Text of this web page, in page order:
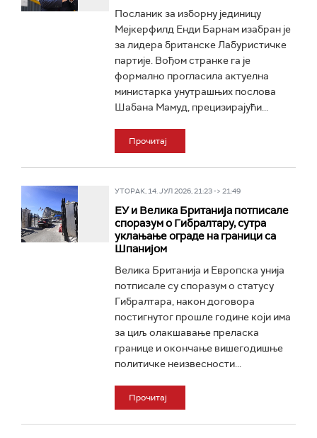
Посланик за изборну јединицу
Мејкерфилд Енди Барнам изабран је
за лидера британске Лабуристичке
партије. Вођом странке га је
формално прогласила актуелна
министарка унутрашњих послова
Шабана Мамуд, прецизирајући...
Прочитај
УТОРАК, 14. ЈУЛ 2026, 21:23 -> 21:49
ЕУ и Велика Британија потписале
споразум о Гибралтару, сутра
уклањање ограде на граници са
Шпанијом
Велика Британија и Европска унија
потписале су споразум о статусу
Гибралтара, након договора
постигнутог прошле године који има
за циљ олакшавање преласка
границе и окончање вишегодишње
политичке неизвесности...
Прочитај